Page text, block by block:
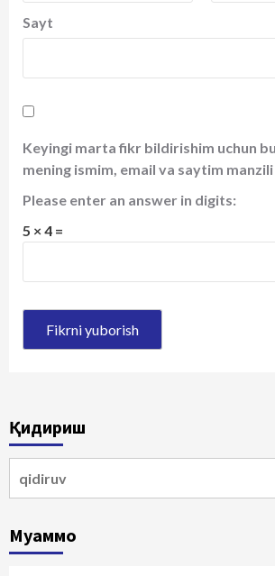
Sayt
Keyingi marta fikr bildirishim uchun
mening ismim, email va saytim
Please enter an answer in digits:
5 × 4 =
Қидириш
Муаммо